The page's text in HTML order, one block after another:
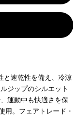
と速乾性を備え、冷涼
ジップのシルエット
運動中も快適さを保
用。フェアトレード・